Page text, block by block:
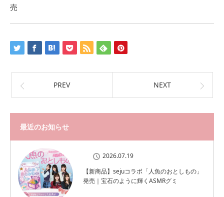
売
PREV NEXT
最近のお知らせ
2026.07.19
【新商品】sejuコラボ「人魚のおとしもの」
発売｜宝石のように輝くASMRグミ